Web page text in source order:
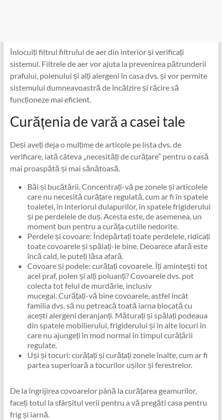
Înlocuiți filtrul filtrului de aer din interior și verificați
sistemul. Filtrele de aer vor ajuta la prevenirea pătrunderii
prafului, polenului și alți alergeni în casa dvs. și vor permite
sistemului dumneavoastră de încălzire și răcire să
funcționeze mai eficient.
Curățenia de vară a casei tale
Deși aveți deja o mulțime de articole pe lista dvs. de
verificare, iată câteva „necesități de curățare” pentru o casă
mai proaspătă și mai sănătoasă.
Băi și bucătării. Concentrați-vă pe zonele și articolele
care nu necesită curățare regulată, cum ar fi în spatele
toaletei, în interiorul dulapurilor, în spatele frigiderului
și pe perdelele de duș. Acesta este, de asemenea, un
moment bun pentru a curăța cutiile nedorite.
Perdele și covoare: Îndepărtați toate perdelele, ridicați
toate covoarele și spălați-le bine. Deoarece afară este
încă cald, le puteți lăsa afară.
Covoare și podele: curățați covoarele. Îți amintești tot
acel praf, polen și alți poluanți? Covoarele dvs. pot
colecta tot felul de murdărie, inclusiv
mucegai. Curățați-vă bine covoarele, astfel încât
familia dvs. să nu petreacă toată iarna blocată cu
acești alergeni deranjanți. Măturați și spălați podeaua
din spatele mobilierului, frigiderului și în alte locuri în
care nu ajungeți în mod normal în timpul curățării
regulate.
Uși și tocuri: curățați și curățați zonele înalte, cum ar fi
partea superioară a tocurilor ușilor și ferestrelor.
De la îngrijirea covoarelor până la curățarea geamurilor,
faceți totul la sfârșitul verii pentru a vă pregăti casa pentru
frig și iarnă.